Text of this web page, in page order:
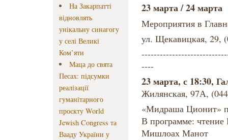
На Закарпатті
відновлять
унікальну синагогу
у селі Великі
Ком’яти
Маца до свята
Песах: підсумки
реалізації
гуманітарного
проєкту World
Jewish Congress та
Вааду України у
23 марта / 24 марта
Мероприятия в
ул. Щекавицкая, 29,
----
23 марта, с 18:30,
Жилянская, 97А,
«Мидраша Ционит»
В программе:
Мишлоах Манот